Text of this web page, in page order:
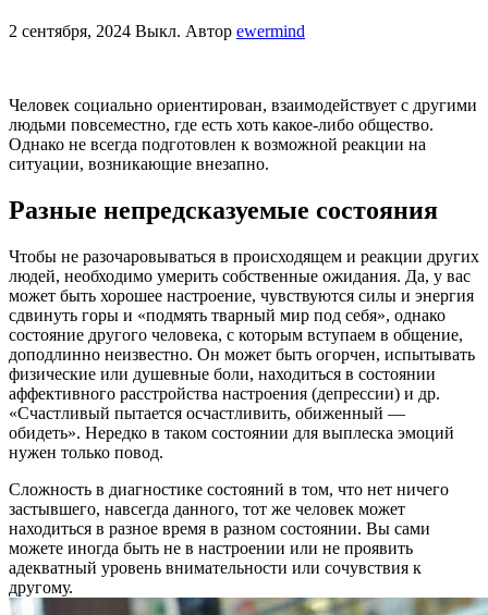
2 сентября, 2024 Выкл. Автор ewermind
Человек социально ориентирован, взаимодействует с другими
людьми повсеместно, где есть хоть какое-либо общество.
Однако не всегда подготовлен к возможной реакции на
ситуации, возникающие внезапно.
Разные непредсказуемые состояния
Чтобы не разочаровываться в происходящем и реакции других
людей, необходимо умерить собственные ожидания. Да, у вас
может быть хорошее настроение, чувствуются силы и энергия
сдвинуть горы и «подмять тварный мир под себя», однако
состояние другого человека, с которым вступаем в общение,
доподлинно неизвестно. Он может быть огорчен, испытывать
физические или душевные боли, находиться в состоянии
аффективного расстройства настроения (депрессии) и др.
«Счастливый пытается осчастливить, обиженный —
обидеть». Нередко в таком состоянии для выплеска эмоций
нужен только повод.
Сложность в диагностике состояний в том, что нет ничего
застывшего, навсегда данного, тот же человек может
находиться в разное время в разном состоянии. Вы сами
можете иногда быть не в настроении или не проявить
адекватный уровень внимательности или сочувствия к
другому.